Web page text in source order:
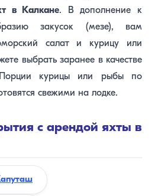
в Калкане. В дополнение к
закусок (мезе), вам
салат и курицу или
выбрать заранее в качестве
курицы или рыбы по
свежими на лодке.
с арендой яхты в